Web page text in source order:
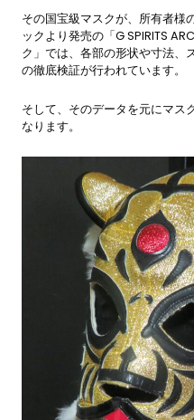
その国宝級マスクが、所有者様
ックより発売の「G SPIRITS
ク」では、各部の形状や寸法、
の徹底検証が行われています。
そして、そのデータを元にマス
なります。